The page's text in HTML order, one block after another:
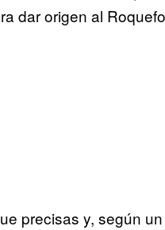
dar origen al
precisas y, según un